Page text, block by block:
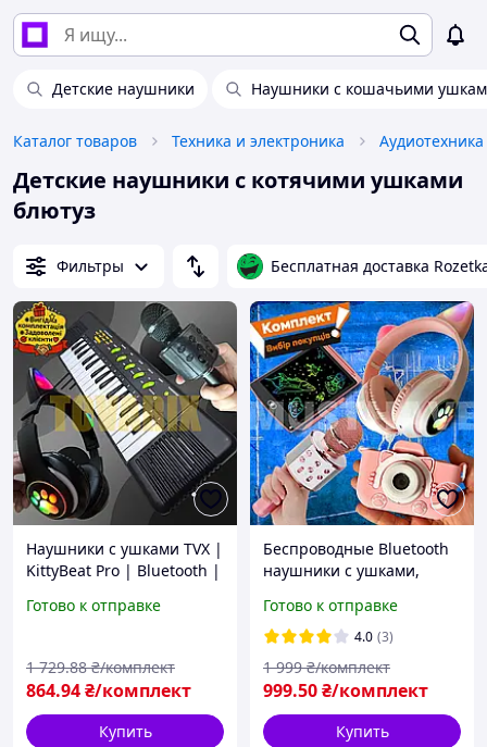
Детские наушники Наушники с кошачьими
Каталог товаров Техника и электроника
Детские наушники с котячими ушками
блютуз
Фильтры Бесплатная доставка
Наушники с ушками TVX |
KittyBeat Pro | Bluetooth |
кошачьи ушки |
вушка
Готово к отправке
864.94₴/комплект
1 729.88 ₴/комплект
Купить
Беспроводные Bluetooth
наушники с ушками,
фотоаппарат с
автофокусом, планшет
для рисования детский
набор 4в1
Готово к отправке
4.0 (3)
999.50₴/комплект
1 999 ₴/комплект
Купить